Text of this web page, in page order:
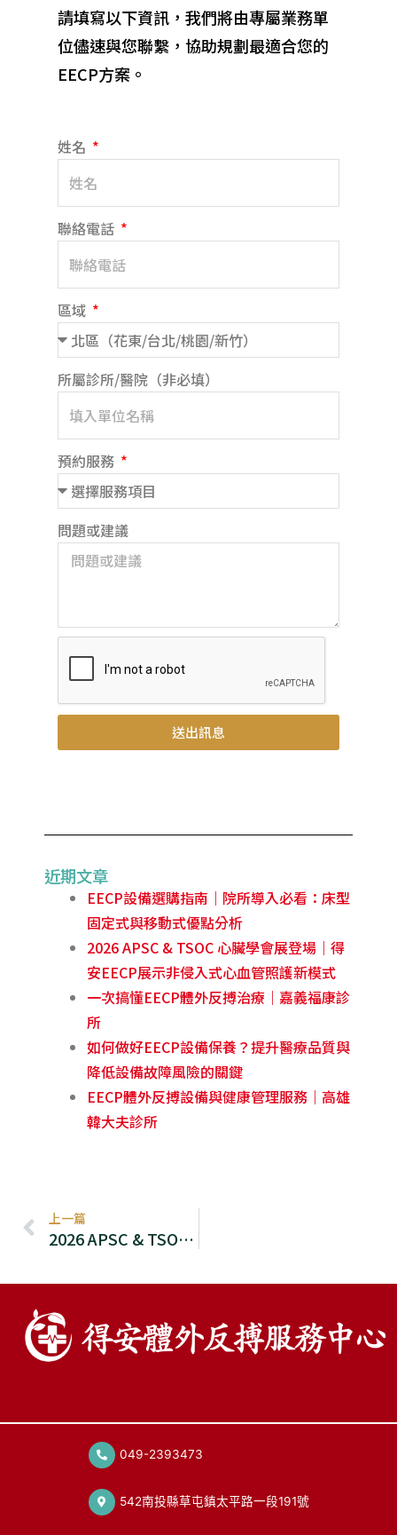
請填寫以下資訊，我們將由專屬業務單
位儘速與您聯繫，協助規劃最適合您的
EECP方案。
姓名
聯絡電話
區域
所屬診所/醫院（非必填）
預約服務
問題或建議
送出訊息
近期文章
EECP設備選購指南｜院所導入必看：床型
固定式與移動式優點分析
2026 APSC & TSOC 心臟學會展登場｜得
安EECP展示非侵入式心血管照護新模式
一次搞懂EECP體外反搏治療｜嘉義福康診
所
如何做好EECP設備保養？提升醫療品質與
降低設備故障風險的關鍵
EECP體外反搏設備與健康管理服務｜高雄
韓大夫診所
上一頁
上一篇
2026 APSC & TSOC 心臟學會展登場｜得安EECP展示非侵入式心血管照護新模式
049-2393473
542南投縣草屯鎮太平路一段191號